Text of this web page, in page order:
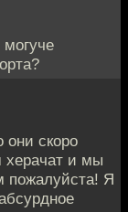
они скоро
и мы
пожалуйста! Я